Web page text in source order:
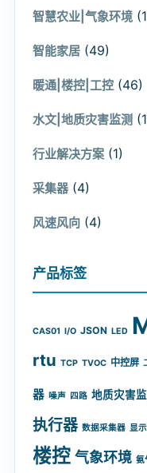
智慧农业|气象环境
智能家居 (49)
暖通|楼控|工控 (46)
水文|地质灾害监测
行业解决方案 (1)
采集器 (4)
风速风向 (4)
产品标签
CAS01 I/O JSON LED
rtu TCP TVOC 中控屏
器 噪声 四路 地质灾害
执行器 数据采集器 显
楼控 气象环境 氨